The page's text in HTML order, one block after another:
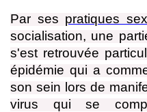
Par ses pratiques
socialisation, une
s'est retrouvée
épidémie qui a
son sein lors de
virus qui se